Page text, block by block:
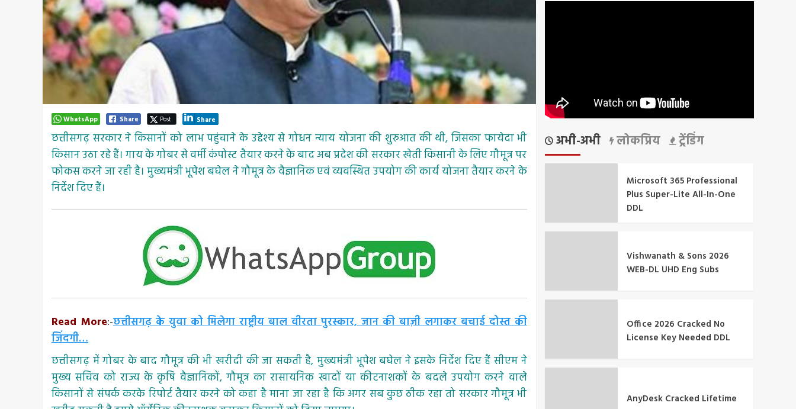
WhatsApp Share Post Share
छत्तीसगढ़ सरकार ने किसानों को लाभ पहुंचाने के उद्देश्य से गोधन न्याय योजना की शुरुआत की थी, जिसका फायेदा भी
किसान उठा रहे हैं। गाय के गोबर से वर्मी कंपोस्ट तैयार करने के बाद अब प्रदेश की सरकार खेती किसानी के लिए गौमूत्र पर
फोकस करने जा रही है। मुख्यमंत्री भूपेश बघेल ने गौमूत्र के वैज्ञानिक एवं व्यवस्थित उपयोग की कार्य योजना तैयार करने के
निर्देश दिए हैं।
Read More:-छत्तीसगढ़ के युवा को मिलेगा राष्ट्रीय बाल वीरता पुरस्कार, जान की बाज़ी लगाकर बचाई दोस्त की
जिंदगी…
छत्तीसगढ़ में गोबर के बाद गौमूत्र की भी खरीदी की जा सकती है, मुख्यमंत्री भूपेश बघेल ने इसके निर्देश दिए हैं सीएम ने
मुख्य सचिव को राज्य के कृषि वैज्ञानिकों, गौमूत्र का रासायनिक खादों या कीटनाशकों के बदले उपयोग करने वाले
किसानों से संपर्क करके रिपोर्ट तैयार करने को कहा है माना जा रहा है कि अगर सब कुछ ठीक रहा तो सरकार गौमूत्र भी
अभी-अभी लोकप्रिय ट्रेंडिंग
Microsoft 365 Professional
Plus Super-Lite All-In-One
DDL
Vishwanath & Sons 2026
WEB-DL UHD Eng Subs
Office 2026 Cracked No
License Key Needed DDL
AnyDesk Cracked Lifetime